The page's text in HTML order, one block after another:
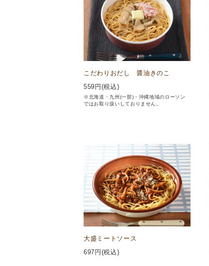
こだわりおだし 醤油きのこ
559 円(税込)
※北海道・九州(一部)・沖縄地域のローソン
ではお取り扱いしておりません。
大盛ミートソース
697 円(税込)